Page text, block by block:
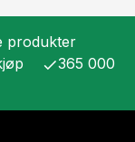
produkter
check365 000